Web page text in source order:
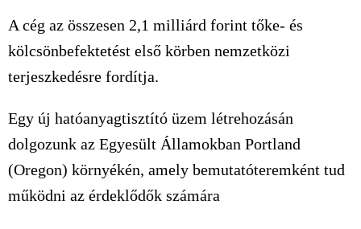
A cég az összesen 2,1 milliárd forint tőke- és
kölcsönbefektetést első körben nemzetközi
terjeszkedésre fordítja.
Egy új hatóanyagtisztító üzem létrehozásán
dolgozunk az Egyesült Államokban Portland
(Oregon) környékén, amely bemutatóteremként tud
működni az érdeklődők számára